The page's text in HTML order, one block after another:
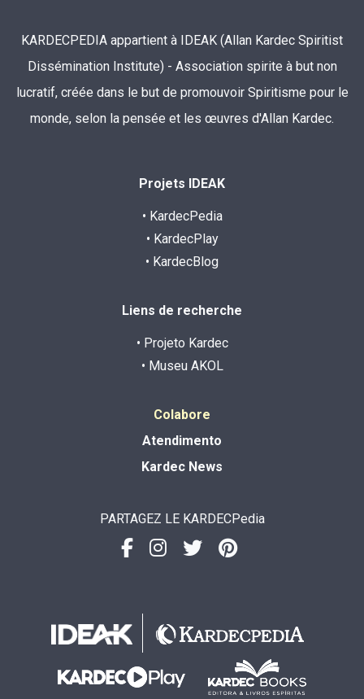
KARDECPEDIA appartient à IDEAK (Allan Kardec Spiritist
Dissémination Institute) - Association spirite à but non
lucratif, créée dans le but de promouvoir Spiritisme pour le
monde, selon la pensée et les œuvres d'Allan Kardec.
Projets IDEAK
• KardecPedia
• KardecPlay
• KardecBlog
Liens de recherche
• Projeto Kardec
• Museu AKOL
Colabore
Atendimento
Kardec News
PARTAGEZ LE KARDECPedia